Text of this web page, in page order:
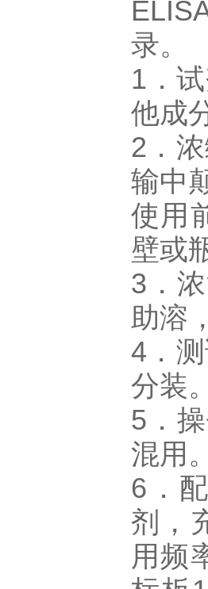
录。
1．
他成
2．
输中
使用
壁或
3．
助溶
4．
分装
5．
混用
6．
剂，
用频